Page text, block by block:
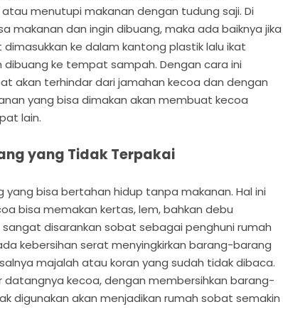
menutupi makanan dengan tudung saji. Di
makanan dan ingin dibuang, maka ada baiknya jika
ke dalam kantong plastik lalu ikat
ke tempat sampah. Dengan cara ini
akan terhindar dari jamahan kecoa dan dengan
yang bisa dimakan akan membuat kecoa
lain.
yang Tidak Terpakai
bisa bertahan hidup tanpa makanan. Hal ini
bisa memakan kertas, lem, bahkan debu
sangat disarankan sobat sebagai penghuni rumah
kebersihan serat menyingkirkan barang-barang
majalah atau koran yang sudah tidak dibaca.
datangnya kecoa, dengan membersihkan barang-
digunakan akan menjadikan rumah sobat semakin